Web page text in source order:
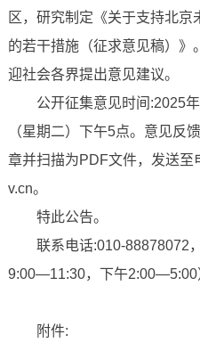
区，研究制定《关于支持北
的若干措施（征求意见稿）》
迎社会各界提出意见建议。
公开征集意见时间:2025年
（星期二）下午5点。意见反
章并扫描为PDF文件，发送
v.cn。
特此公告。
联系电话:010-88878072，
9:00—11:30，下午2:00—5:00
附件: